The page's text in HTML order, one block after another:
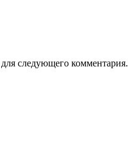
следующего комментария.